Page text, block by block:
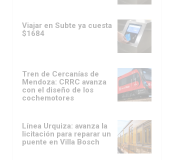
Viajar en Subte ya cuesta
$1684
Tren de Cercanías de
Mendoza: CRRC avanza
con el diseño de los
cochemotores
Línea Urquiza: avanza la
licitación para reparar un
puente en Villa Bosch